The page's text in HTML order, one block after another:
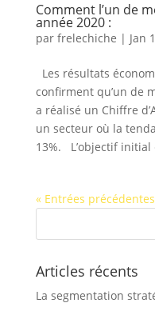
Comment l’un de
année 2020 :
par frelechiche | Jan
Les résultats
confirment qu’un de
a réalisé un Chiffre
un secteur où la
13%. L’objectif initial
« Entrées précédentes
Articles récents
La segmentation